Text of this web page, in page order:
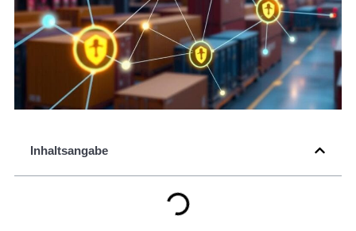
Inhaltsangabe